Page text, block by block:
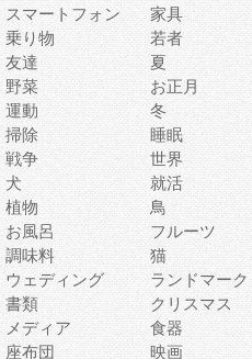
スマートフォン 家具
乗り物 若者
友達 夏
野菜 お正月
運動 冬
掃除 睡眠
戦争 世界
犬 就活
植物 鳥
お風呂 フルーツ
調味料 猫
ウェディング ランドマーク
書類 クリスマス
メディア 食器
座布団 映画